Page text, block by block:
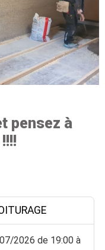
pensez à